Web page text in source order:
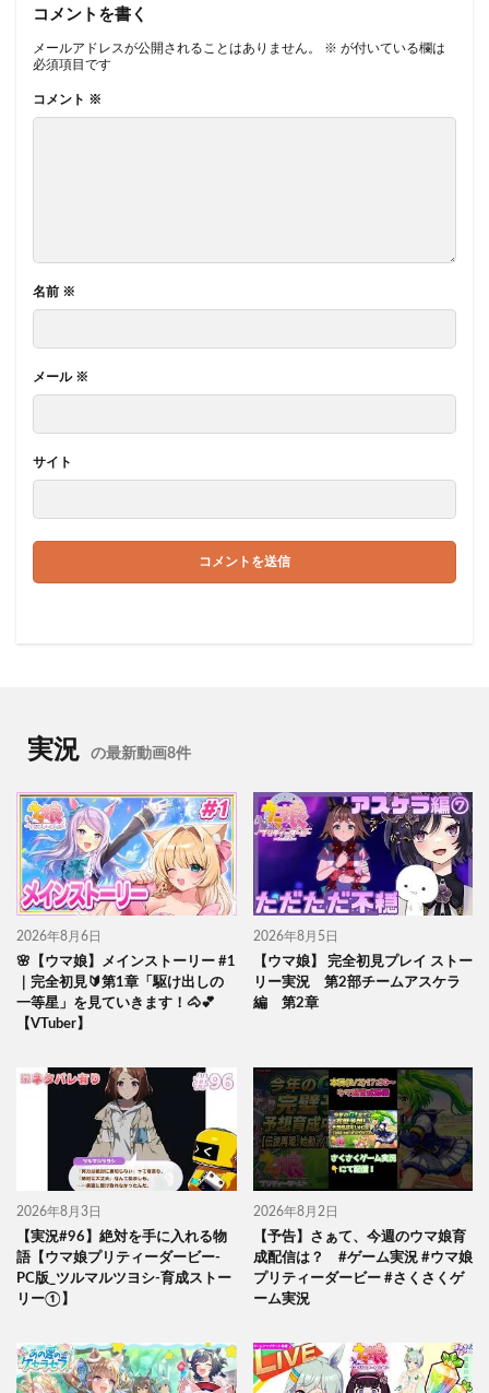
コメントを書く
メールアドレスが公開されることはありません。 ※ が付いている欄は
必須項目です
コメント ※
名前 ※
メール ※
サイト
実況 の最新動画8件
2026年8月6日
🌸【ウマ娘】メインストーリー #1
｜完全初見🔰第1章「駆け出しの
一等星」を見ていきます！🐴💕
【VTuber】
2026年8月5日
【ウマ娘】 完全初見プレイ ストー
リー実況 第2部チームアスケラ
編 第2章
2026年8月3日
【実況#96】絶対を手に入れる物
語【ウマ娘プリティーダービー-
PC版_ツルマルツヨシ-育成ストー
リー①】
2026年8月2日
【予告】さぁて、今週のウマ娘育
成配信は？ #ゲーム実況 #ウマ娘
プリティーダービー #さくさくゲ
ーム実況